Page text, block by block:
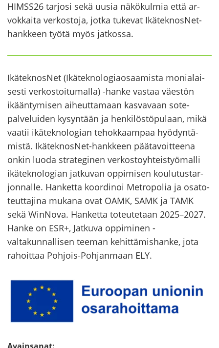
HIMSS26 tar­jo­si sekä uusia nä­kö­kul­mia että ar­
vok­kai­ta ver­kos­to­ja, jotka tu­ke­vat IkäteknosNet-​
hankkeen työtä myös jat­kos­sa.
Ikä­tek­nos­Net (Ikä­tek­no­lo­giao­saa­mis­ta mo­nia­lai­
ses­ti ver­kos­toi­tu­mal­la) -​hanke vas­taa väes­tön
ikään­ty­mi­sen ai­heut­ta­maan kas­va­vaan sote-​
palveluiden ky­syn­tään ja hen­ki­lös­tö­pu­laan, mikä
vaa­tii ikä­tek­no­lo­gian te­hok­kaam­paa hyö­dyn­tä­
mis­tä. IkäteknosNet-​hankkeen pää­ta­voit­tee­na
onkin luoda stra­te­gi­nen ver­kos­to­yh­teis­työ­mal­li
ikä­tek­no­lo­gian jat­ku­van op­pi­mi­sen kou­lu­tus­tar­
jon­nal­le. Han­ket­ta koor­di­noi Met­ro­po­lia ja osa­to­
teut­ta­ji­na mu­ka­na ovat OAMK, SAMK ja TAMK
sekä WinNova. Han­ket­ta to­teu­te­taan 2025–2027.
Hanke on ESR+, Jat­ku­va op­pi­mi­nen -​
valtakunnallisen tee­man ke­hit­tä­mis­han­ke, jota
ra­hoit­taa Pohjois-​Pohjanmaan ELY.
Avainsanat: